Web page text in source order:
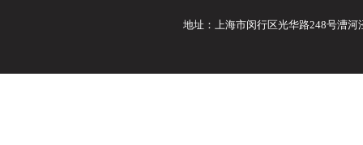
地址：上海市闵行区光华路248号漕